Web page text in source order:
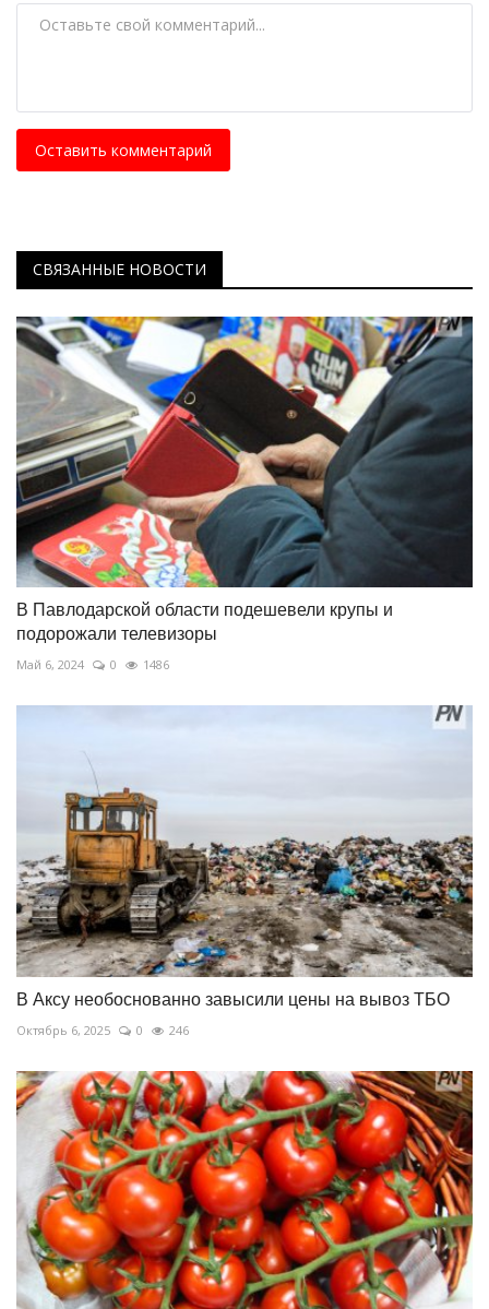
Оставить комментарий
СВЯЗАННЫЕ НОВОСТИ
В Павлодарской области подешевели крупы и
подорожали телевизоры
Май 6, 2024 0 1486
В Аксу необоснованно завысили цены на вывоз ТБО
Октябрь 6, 2025 0 246